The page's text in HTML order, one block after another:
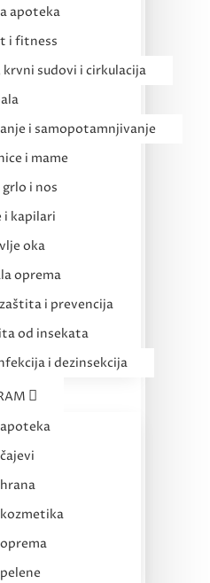
apoteka
i fitness
krvni sudovi i cirkulacija
i samopotamnjivanje
i mame
i nos
i kapilari
oka
oprema
i prevencija
od insekata
i dezinsekcija